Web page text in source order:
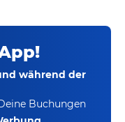
während der
Buchungen